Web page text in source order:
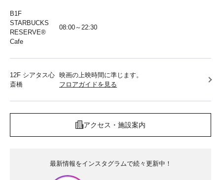
B1F
STARBUCKS
RESERVE®︎
Cafe
08:00～22:30
12F シアタス心
斎橋
映画の上映時間に準じます。
フロアガイドを見る
アクセス・施設案内
最新情報をインスタグラムで続々更新中！